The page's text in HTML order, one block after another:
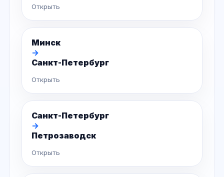
Открыть
Минск
→
Санкт-Петербург
Открыть
Санкт-Петербург
→
Петрозаводск
Открыть